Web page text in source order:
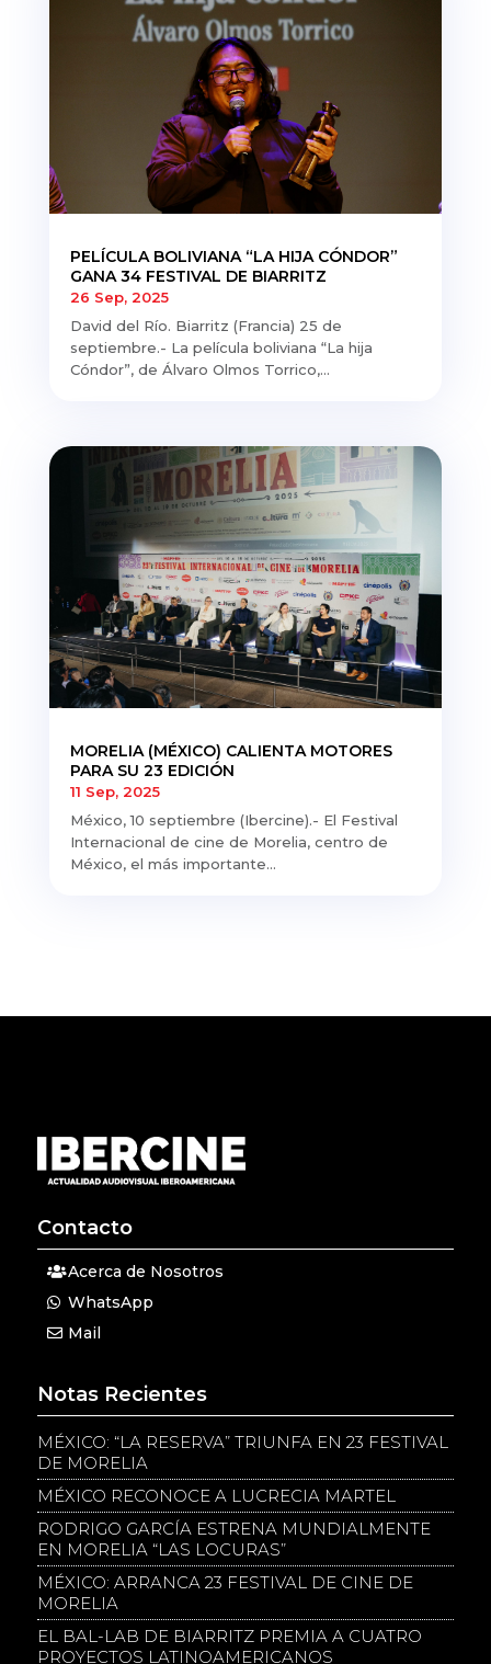
PELÍCULA BOLIVIANA “LA HIJA CÓNDOR”
GANA 34 FESTIVAL DE BIARRITZ
26 Sep, 2025
David del Río. Biarritz (Francia) 25 de
septiembre.- La película boliviana “La hija
Cóndor”, de Álvaro Olmos Torrico,...
MORELIA (MÉXICO) CALIENTA MOTORES
PARA SU 23 EDICIÓN
11 Sep, 2025
México, 10 septiembre (Ibercine).- El Festival
Internacional de cine de Morelia, centro de
México, el más importante...
Contacto
Acerca de Nosotros
WhatsApp
Mail
Notas Recientes
MÉXICO: “LA RESERVA” TRIUNFA EN 23 FESTIVAL
DE MORELIA
MÉXICO RECONOCE A LUCRECIA MARTEL
RODRIGO GARCÍA ESTRENA MUNDIALMENTE
EN MORELIA “LAS LOCURAS”
MÉXICO: ARRANCA 23 FESTIVAL DE CINE DE
MORELIA
EL BAL-LAB DE BIARRITZ PREMIA A CUATRO
PROYECTOS LATINOAMERICANOS